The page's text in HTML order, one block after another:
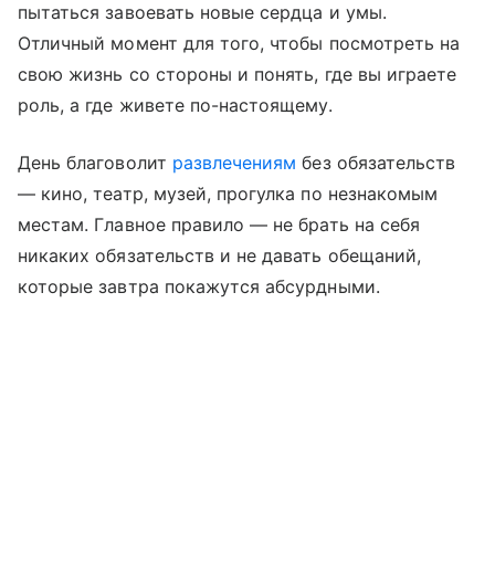
пытаться завоевать новые сердца и умы.
Отличный момент для того, чтобы посмотреть на
свою жизнь со стороны и понять, где вы играете
роль, а где живете по-настоящему.
День благоволит развлечениям без обязательств
— кино, театр, музей, прогулка по незнакомым
местам. Главное правило — не брать на себя
никаких обязательств и не давать обещаний,
которые завтра покажутся абсурдными.